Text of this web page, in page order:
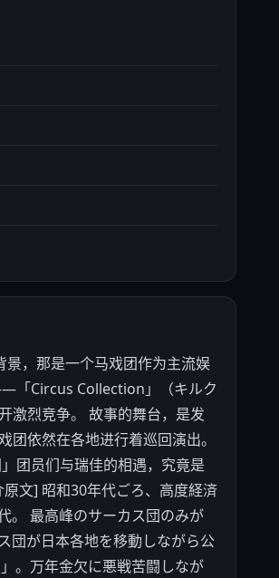
，那是一个马戏团作为主流娱
「Circus Collection」（キルク
激烈竞争。 故事的舞台，是发
依然在各地进行着巡回演出。
团员们与瑞佳的相遇，究竟是
文] 昭和30年代ごろ、高度経済
。 最高峰のサーカス団のみが
団が日本各地を移動しながら公
。万年金欠に悪戦苦闘しなが